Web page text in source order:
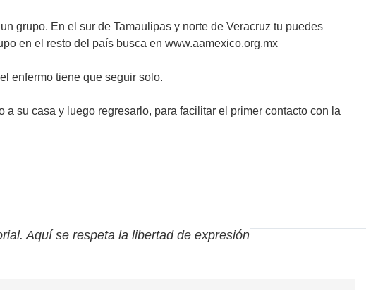
grupo. En el sur de Tamaulipas y norte de Veracruz tu puedes
en el resto del país busca en www.aamexico.org.mx
enfermo tiene que seguir solo.
su casa y luego regresarlo, para facilitar el primer contacto con la
Aquí se respeta la libertad de expresión